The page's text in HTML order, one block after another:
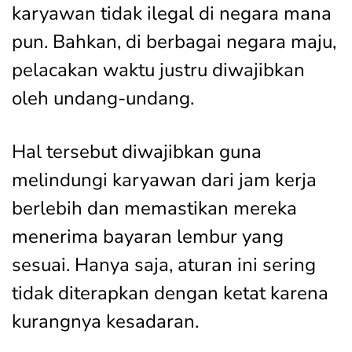
karyawan tidak ilegal di negara mana
pun. Bahkan, di berbagai negara maju,
pelacakan waktu justru diwajibkan
oleh undang-undang.
Hal tersebut diwajibkan guna
melindungi karyawan dari jam kerja
berlebih dan memastikan mereka
menerima bayaran lembur yang
sesuai. Hanya saja, aturan ini sering
tidak diterapkan dengan ketat karena
kurangnya kesadaran.